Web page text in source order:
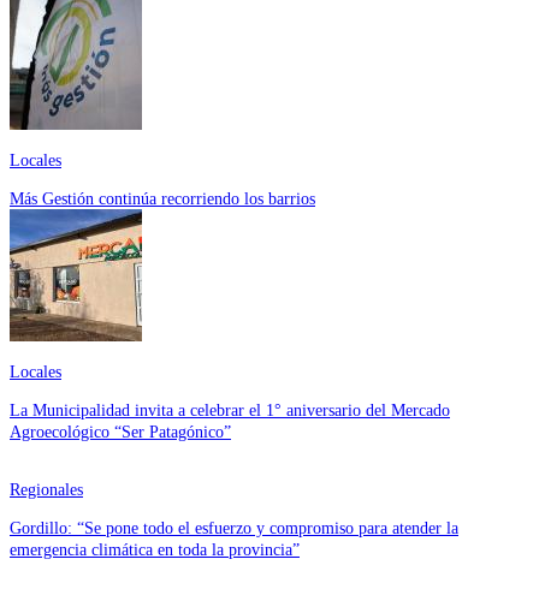
Locales
Más Gestión continúa recorriendo los barrios
Locales
La Municipalidad invita a celebrar el 1° aniversario del Mercado
Agroecológico “Ser Patagónico”
Regionales
Gordillo: “Se pone todo el esfuerzo y compromiso para atender la
emergencia climática en toda la provincia”